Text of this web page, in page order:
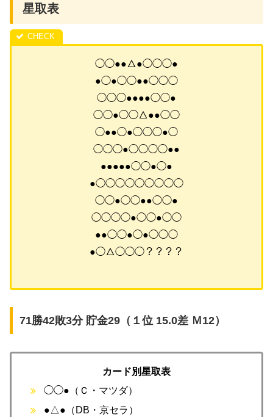
星取表
◯◯●●△●◯◯◯●
●◯●◯◯●●◯◯◯
◯◯◯●●●●◯◯●
◯◯●◯◯△●●◯◯
◯●●◯●◯◯◯●◯
◯◯◯●◯◯◯◯●●
●●●●●◯◯●◯●
●◯◯◯◯◯◯◯◯◯
◯◯●◯◯●●◯◯●
◯◯◯◯●◯◯●◯◯
●●◯◯●◯●◯◯◯
●◯△◯◯◯？？？？
71勝42敗3分 貯金29（１位 15.0差 Ｍ12）
カード別星取表
◯◯●（Ｃ・マツダ）
●△●（DB・京セラ）